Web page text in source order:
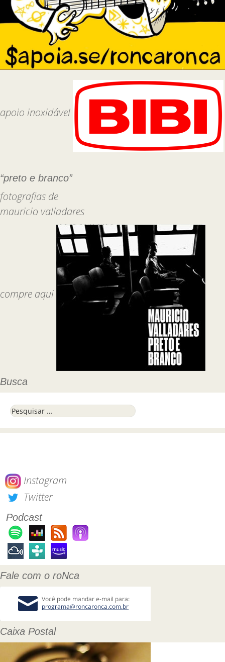
apoio inoxidável
“preto e branco”
fotografias de
mauricio valladares
compre aqui
Busca
Pesquisar por:
Instagram
Twitter
Podcast
Fale com o roNca
Caixa Postal